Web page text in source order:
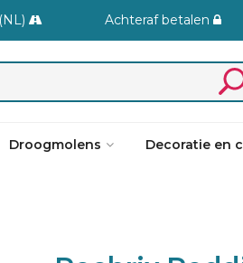
Achteraf betalen
Droogmolens Decoratie en